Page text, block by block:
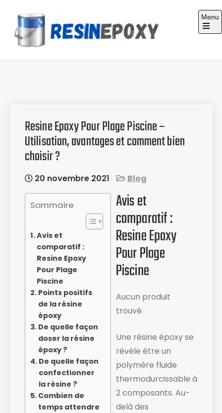
content
Menu
Resine Epoxy Pour Plage Piscine –
Utilisation, avantages et comment bien
choisir ?
20 novembre 2021 Blog
Sommaire
Avis et
comparatif :
Resine Epoxy
Pour Plage
Piscine
Points positifs
de la résine
époxy
De quelle façon
doser la résine
époxy ?
De quelle façon
confectionner
la résine ?
Combien de
temps attendre
Avis et
comparatif :
Resine Epoxy
Pour Plage
Piscine
Aucun produit
trouvé.
Une résine époxy se
révèle être un
polymère fluide
thermodurcissable à
2 composants. Au-
delà des